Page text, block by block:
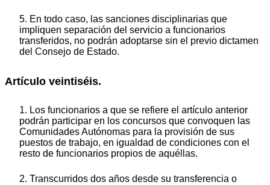
5. En todo caso, las sanciones disciplinarias que
impliquen separación del servicio a funcionarios
transferidos, no podrán adoptarse sin el previo dictamen
del Consejo de Estado.
Artículo veintiséis.
1. Los funcionarios a que se refiere el artículo anterior
podrán participar en los concursos que convoquen las
Comunidades Autónomas para la provisión de sus
puestos de trabajo, en igualdad de condiciones con el
resto de funcionarios propios de aquéllas.
2. Transcurridos dos años desde su transferencia o